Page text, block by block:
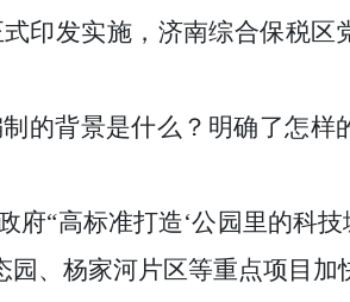
印发实施，济南综合保税区
的背景是什么？明确了怎样
“高标准打造‘公园里的科技
、杨家河片区等重点项目加